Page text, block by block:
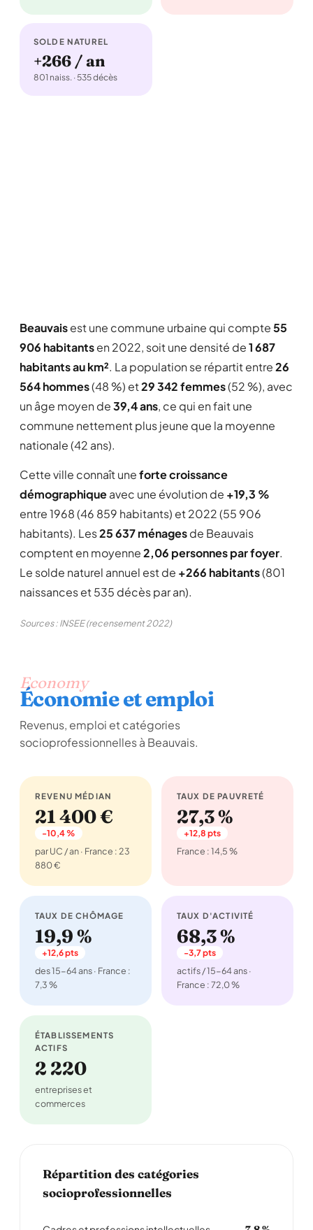
SOLDE NATUREL
+266 / an
801 naiss. · 535 décès
Beauvaisest une commune urbaine qui compte55
906 habitantsen 2022, soit une densité de1 687
habitants au km². La population se répartit entre26
564 hommes(48 %) et29 342 femmes(52 %), avec
un âge moyen de39,4 ans, ce qui en fait une
commune nettement plus jeune que la moyenne
nationale (42 ans).
Cette ville connaît uneforte croissance
démographiqueavec une évolution de +19,3 %
entre 1968 (46 859 habitants) et 2022 (55 906
habitants). Les25 637 ménagesde Beauvais
comptent en moyenne2,06 personnes par foyer.
Le solde naturel annuel est de +266 habitants(801
naissances et 535 décès par an).
Sources : INSEE (recensement 2022)
Economy
Économie et emploi
Revenus, emploi et catégories
socioprofessionnelles à Beauvais.
REVENU MÉDIAN
21 400 €
-10,4 %
par UC / an · France : 23
880 €
TAUX DE PAUVRETÉ
27,3 %
+12,8 pts
France : 14,5 %
TAUX DE CHÔMAGE
19,9 %
+12,6 pts
des 15-64 ans · France :
7,3 %
TAUX D'ACTIVITÉ
68,3 %
-3,7 pts
actifs / 15-64 ans ·
France : 72,0 %
ÉTABLISSEMENTS
ACTIFS
2 220
entreprises et
commerces
Répartition des catégories
socioprofessionnelles